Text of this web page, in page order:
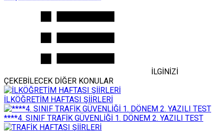
İLGİNİZİ
ÇEKEBİLECEK DİĞER KONULAR
İLKÖĞRETİM HAFTASI ŞİİRLERİ
****4. SINIF TRAFİK GÜVENLİĞİ 1. DÖNEM 2. YAZILI TEST